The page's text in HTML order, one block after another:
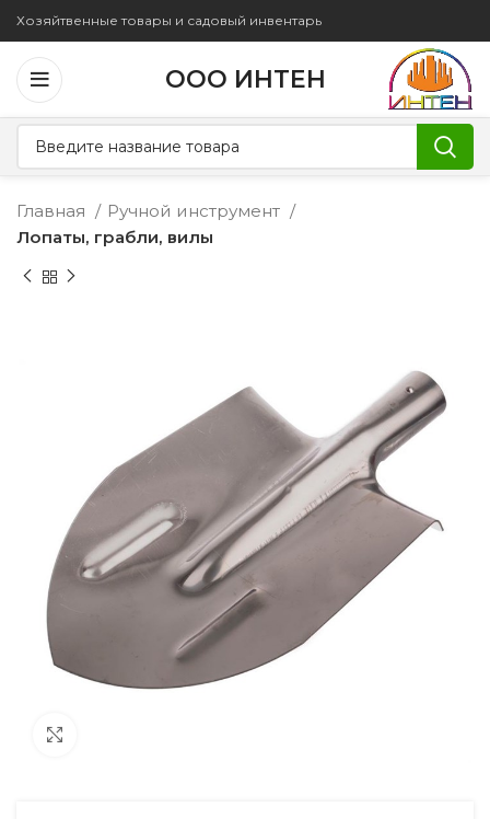
Хозяйтвенные товары и садовый инвентарь
ООО ИНТЕН
Главная
Ручной инструмент
Лопаты, грабли, вилы